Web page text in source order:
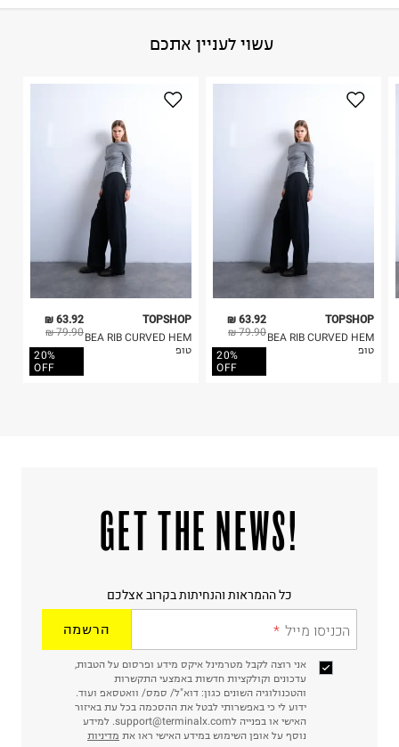
פריטים שבירים יש להחזיר עם שליח דרך ממשק ההחזרות
3. מוצרי טיפוח ניתן להחזיר סגורים באריזתם המקורית
בלבד. לא ניתן להחזיר לקים.
CO100 Cotton 100%
כביסה עדינה במכונה עד-30°C
לכבס צבעים כהים בנפרד
ללא חומרי הלבנה, ללא השריה
אין לשפשף במקום אחד
לייבש הפוך ובצל
אין לייבש במכונת ייבוש
אסור לגהץ
ניקוי יבש אסור
היבואן
טרמינל איקס אונליין בע"מ
עשוי לעניין אתכם
63.92 ₪
79.90 ₪
20%
OFF
TOPSHOP
BEA RIB CURVED HEM
טופ
63.92 ₪
79.90 ₪
20%
OFF
TOPSHOP
BEA RIB CURVED HEM
טופ
!GET THE NEWS
כל ההמראות והנחיתות בקרוב אצלכם
הכניסו מייל הרשמה
אני רוצה לקבל מטרמינל איקס מידע ופרסום על הטבות,
עדכונים וקולקציות חדשות באמצעי התקשרות
והטכנולוגיה השונים כגון: דוא"ל/ סמס/ וואטסאפ ועוד.
ידוע לי כי באפשרותי לבטל את ההסכמה בכל עת באיזור
האישי או בפנייה לsupport@terminalx.com. למידע
נוסף על אופן השימוש במידע האישי ראו את מדיניות